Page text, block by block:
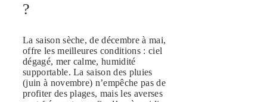
?
La saison sèche, de décembre à mai,
offre les meilleures conditions : ciel
dégagé, mer calme, humidité
supportable. La saison des pluies
(juin à novembre) n’empêche pas de
profiter des plages, mais les averses